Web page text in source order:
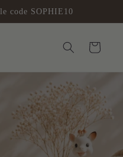
code SOPHIE10
Panier